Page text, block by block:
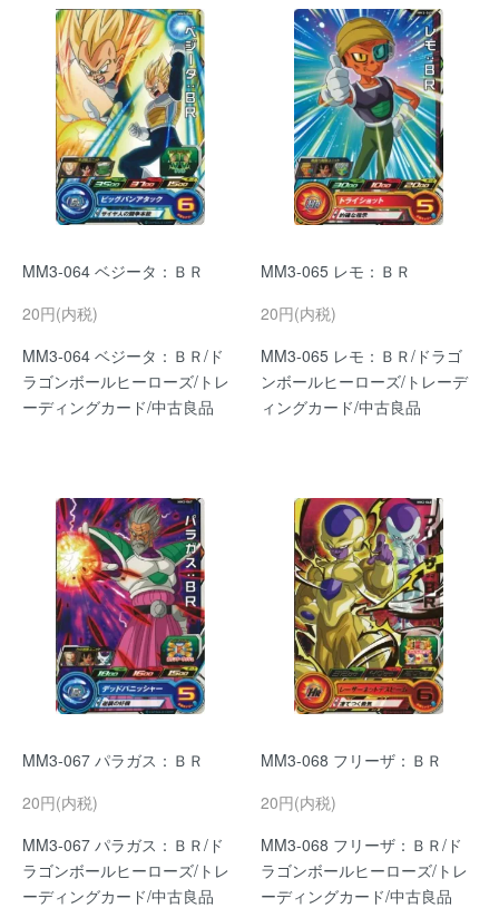
MM3-064 ベジータ：ＢＲ
20円(内税)
MM3-064 ベジータ：ＢＲ/ド
ラゴンボールヒーローズ/トレ
ーディングカード/中古良品
MM3-065 レモ：ＢＲ
20円(内税)
MM3-065 レモ：ＢＲ/ドラゴ
ンボールヒーローズ/トレーデ
ィングカード/中古良品
MM3-067 パラガス：ＢＲ
20円(内税)
MM3-067 パラガス：ＢＲ/ド
ラゴンボールヒーローズ/トレ
ーディングカード/中古良品
MM3-068 フリーザ：ＢＲ
20円(内税)
MM3-068 フリーザ：ＢＲ/ド
ラゴンボールヒーローズ/トレ
ーディングカード/中古良品